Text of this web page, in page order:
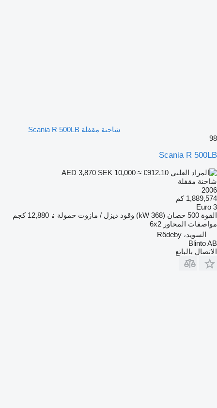
شاحنة مقفلة Scania R 500LB
98
Scania R 500LB
SEK 10,000 ≈ €912.10
شاحنة مقفلة
2006
1,889,574 كم
Euro 3
القوة 500 حصان (368 kW) وقود ديزل / مازوت حمولة
12,880 كجم
مواصفات المحاور 6x2
السويد، Rödeby
Blinto AB
الاتصال بالبائع